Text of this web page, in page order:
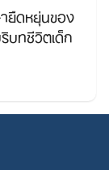
ยืดหยุ่นของ
บทชีวิตเด็ก